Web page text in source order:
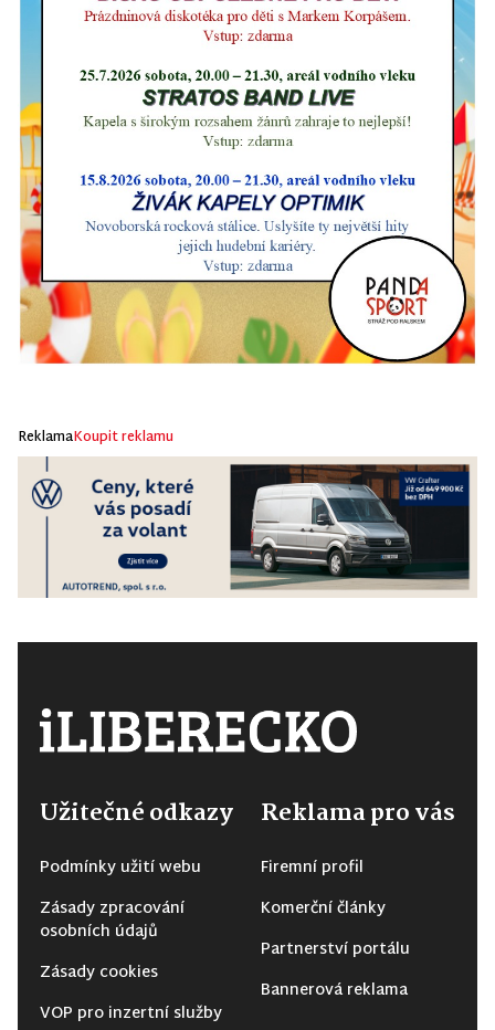
ReklamaKoupit reklamu
Užitečné odkazy
Podmínky užití webu
Zásady zpracování
osobních údajů
Zásady cookies
VOP pro inzertní služby
Reklama pro vás
Firemní profil
Komerční články
Partnerství portálu
Bannerová reklama